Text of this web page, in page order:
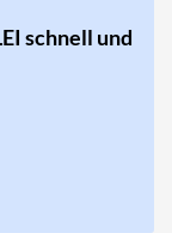
schnell und